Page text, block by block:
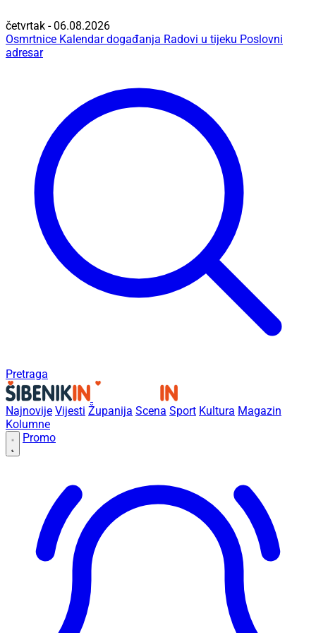
četvrtak - 06.08.2026
Osmrtnice Kalendar događanja Radovi u tijeku Poslovni
adresar
Pretraga
Najnovije Vijesti Županija Scena Sport Kultura Magazin
Kolumne
Promo